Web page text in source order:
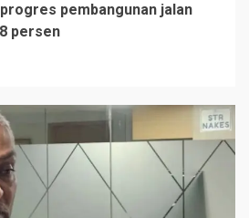
pembangunan jalan
persen